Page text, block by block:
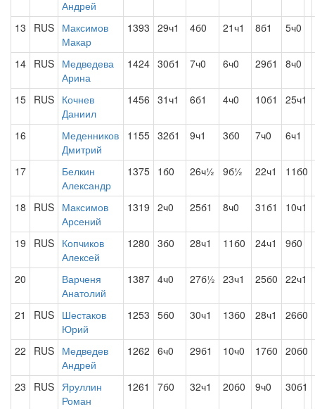
Андрей
13 RUS Максимов
Макар
1393 29ч1 4б0 21ч1 8б1 5ч0
14 RUS Медведева
Арина
1424 30б1 7ч0 6ч0 29б1 8ч0
15 RUS Кочнев
Даниил
1456 31ч1 6б1 4ч0 10б1 25ч1
16
Меденников
Дмитрий
1155 32б1 9ч1 3б0 7ч0 6ч1
17
Белкин
Александр
1375 1б0 26ч½ 9б½ 22ч1 11б0
18 RUS Максимов
Арсений
1319 2ч0 25б1 8ч0 31б1 10ч1
19 RUS Копчиков
Алексей
1280 3б0 28ч1 11б0 24ч1 9б0
20
Варченя
Анатолий
1387 4ч0 27б½ 23ч1 25б0 22ч1
21 RUS Шестаков
Юрий
1253 5б0 30ч1 13б0 28ч1 26б0
22 RUS Медведев
Андрей
1262 6ч0 29б1 10ч0 17б0 20б0
23 RUS Яруллин
Роман
1261 7б0 32ч1 20б0 9ч0 30б1